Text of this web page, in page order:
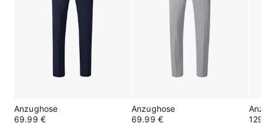
Anzughose
69.99 €
Anzughose
69.99 €